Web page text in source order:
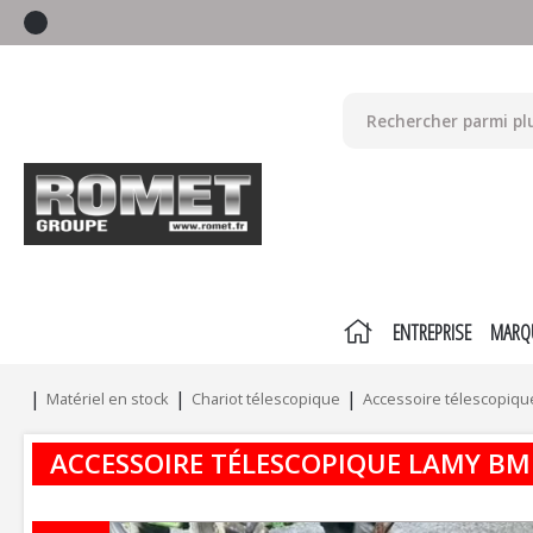
ENTREPRISE
Matériel en stock Chariot télescopique Accessoire
ACCESSOIRE TÉLESCOPIQUE LAMY